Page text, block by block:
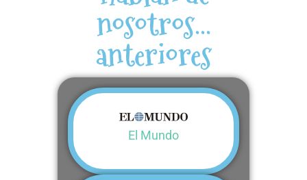
nosotros...
anteriores
El Mundo